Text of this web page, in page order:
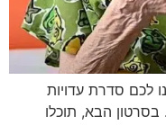
לכם סדרת עדויות
בסרטון הבא, תוכלו